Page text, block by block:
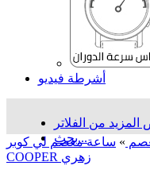
أشرطة فيديو
من الفلاتر
بحث...
» ساعة معصم لي كوبر LEE
COOPER زهري